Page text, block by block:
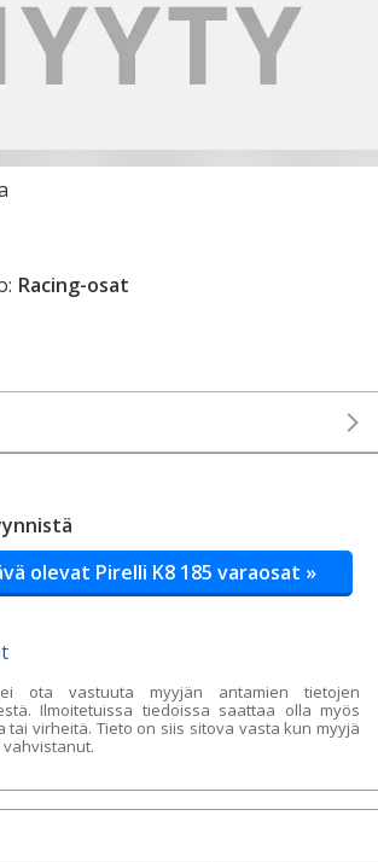
Racing-osat
olevat Pirelli K8 185 varaosat »
ei ota vastuuta myyjän antamien tietojen
Ilmoitetuissa tiedoissa saattaa olla myös
tai virheitä. Tieto on siis sitova vasta kun myyjä